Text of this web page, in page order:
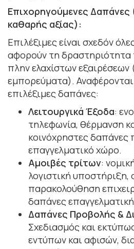
Επιχορηγούμενες Δαπάνες
καθαρής αξίας):
Επιλέξιμες είναι σχεδόν
αφορούν τη δραστηριότητα
πλην ελαχίστων
εμπορεύματα). Αναφέρονται
επιλέξιμες δαπάνες:
Λειτουργικά Έξοδα:
τηλεφωνία, θέρμανση
κοινόχρηστες
επαγγελματικό χώρο.
Αμοιβές τρίτων:
λογιστική υποστήριξη,
παρακολούθηση
δαπάνες
Δαπάνες Προβολής &
Σχεδιασμός και
εντύπων και αφισών,